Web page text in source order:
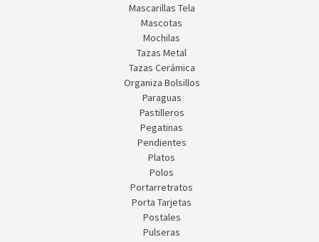
Mascarillas Tela
Mascotas
Mochilas
Tazas Metal
Tazas Cerámica
Organiza Bolsillos
Paraguas
Pastilleros
Pegatinas
Pendientes
Platos
Polos
Portarretratos
Porta Tarjetas
Postales
Pulseras